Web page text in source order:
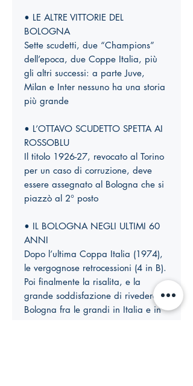
• LE ALTRE VITTORIE DEL
BOLOGNA
Sette scudetti, due “Champions”
dell’epoca, due Coppe Italia, più
gli altri successi: a parte Juve,
Milan e Inter nessuno ha una storia
più grande
• L’OTTAVO SCUDETTO SPETTA AI
ROSSOBLU
Il titolo 1926-27, revocato al Torino
per un caso di corruzione, deve
essere assegnato al Bologna che si
piazzò al 2° posto
• IL BOLOGNA NEGLI ULTIMI 60
ANNI
Dopo l’ultima Coppa Italia (1974),
le vergognose retrocessioni (4 in B).
Poi finalmente la risalita, e la
grande soddisfazione di rivedere il
Bologna fra le grandi in Italia e in